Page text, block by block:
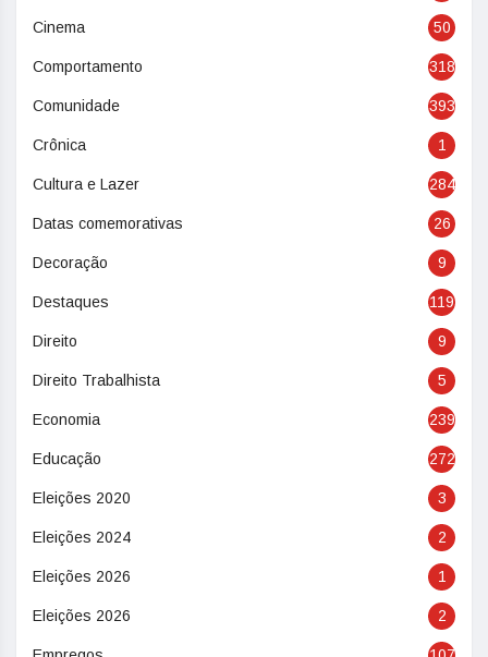
Cinema 50
Comportamento 318
Comunidade 393
Crônica 1
Cultura e Lazer 284
Datas comemorativas 26
Decoração 9
Destaques 119
Direito 9
Direito Trabalhista 5
Economia 239
Educação 272
Eleições 2020 3
Eleições 2024 2
Eleições 2026 1
Eleições 2026 2